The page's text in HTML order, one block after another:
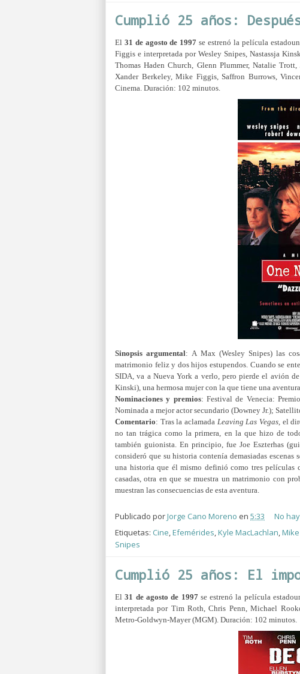
Cumplió 25 años:
El 31 de agosto de 1997se estrenó la película
Figgis e interpretada por Wesley Snipes, Nastassja
Thomas Haden Church, Glenn Plummer, Natalie
Xander Berkeley, Mike Figgis, Saffron Burrows,
Cinema . Duración: 102 minutos.
Sinopsis argumental: A Max (Wesley Snipes) las
matrimonio feliz y dos hijos estupendos. Cuando se
SIDA, va a Nueva York a verlo, pero pierde el avión
Kinski), una hermosa mujer con la que tiene una
Nominaciones y premios:Festival de Venecia:
Nominada a mejor actor secundario (Downey Jr.);
Comentario: Tras la aclamada Leaving Las Vegas, el
no tan trágica como la primera, en la que hizo de
también guionista. En principio, fue Joe Eszterhas
consideró que su historia contenía demasiadas
una historia que él mismo definió como tres películas
casadas, otra en que se muestra un matrimonio con
muestran las consecuencias de esta aventura.
Publicado porJorge Cano Moreno en 5:33
No
Etiquetas: Cine,Efemérides,Kyle MacLachlan,Mike
Snipes
Cumplió 25 años: El
El31 de agosto de 1997 se estrenó la película
interpretada por Tim Roth, Chris Penn, Michael
Metro-Goldwyn-Mayer (MGM). Duración: 102 minutos.